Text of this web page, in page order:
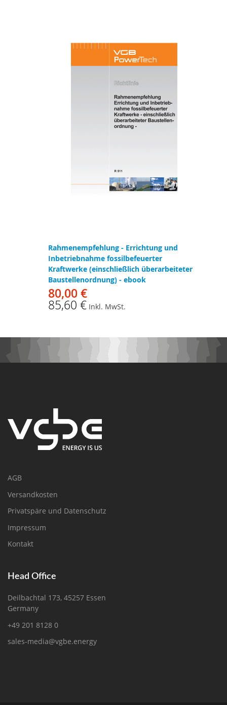
Rahmenempfehlung - Errichtung und
Inbetriebnahme fossilbefeuerter
Kraftwerke (einschließlich überarbeiteter
Baustellenordnung) - ebook
80,00 €
85,60 € Inkl. MwSt.
AGB
Versandkosten
Privatspäre und Datenschutz
Impressum
Kontakt
Head Office
Deilbachtal 173, 45257 Essen
Germany
+49 201 8128 0
sales-media@vgbe.energy